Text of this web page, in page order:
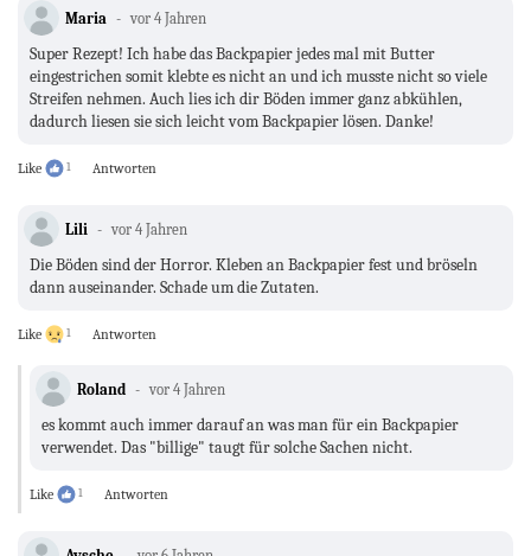
Maria vor 4 Jahren
Super Rezept! Ich habe das Backpapier jedes mal mit Butter
eingestrichen somit klebte es nicht an und ich musste nicht so viele
Streifen nehmen. Auch lies ich dir Böden immer ganz abkühlen,
dadurch liesen sie sich leicht vom Backpapier lösen. Danke!
Like 1 Antworten
Lili vor 4 Jahren
Die Böden sind der Horror. Kleben an Backpapier fest und bröseln
dann auseinander. Schade um die Zutaten.
Like 1 Antworten
Roland vor 4 Jahren
es kommt auch immer darauf an was man für ein Backpapier
verwendet. Das "billige" taugt für solche Sachen nicht.
Like 1 Antworten